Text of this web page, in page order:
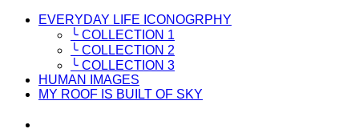
EVERYDAY LIFE ICONOGRPHY
╰ COLLECTION 1
╰ COLLECTION 2
╰ COLLECTION 3
HUMAN IMAGES
MY ROOF IS BUILT OF SKY